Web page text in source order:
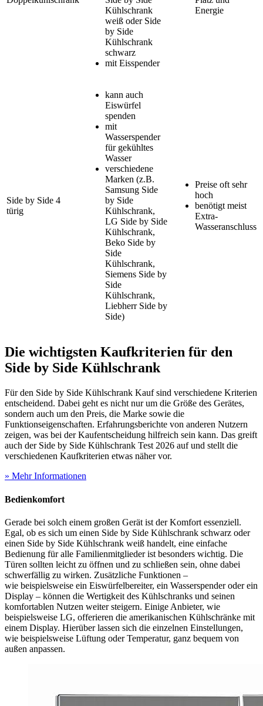
Kühlschrank
weiß oder Side
by Side
Kühlschrank
schwarz
mit Eisspender
Energie
Side by Side 4
türig
kann auch
Eiswürfel
spenden
mit
Wasserspender
für gekühltes
Wasser
verschiedene
Marken (z.B.
Samsung Side
by Side
Kühlschrank,
LG Side by Side
Kühlschrank,
Beko Side by
Side
Kühlschrank,
Siemens Side by
Side
Kühlschrank,
Liebherr Side by
Side)
Preise oft sehr
hoch
benötigt meist
Extra-
Wasseranschluss
Die wichtigsten Kaufkriterien für den
Side by Side Kühlschrank
Für den Side by Side Kühlschrank Kauf sind verschiedene Kriterien
entscheidend. Dabei geht es nicht nur um die Größe des Gerätes,
sondern auch um den Preis, die Marke sowie die
Funktionseigenschaften. Erfahrungsberichte von anderen Nutzern
zeigen, was bei der Kaufentscheidung hilfreich sein kann. Das greift
auch der Side by Side Kühlschrank Test 2026 auf und stellt die
verschiedenen Kaufkriterien etwas näher vor.
» Mehr Informationen
Bedienkomfort
Gerade bei solch einem großen Gerät ist der Komfort essenziell.
Egal, ob es sich um einen Side by Side Kühlschrank schwarz oder
einen Side by Side Kühlschrank weiß handelt, eine einfache
Bedienung für alle Familienmitglieder ist besonders wichtig. Die
Türen sollten leicht zu öffnen und zu schließen sein, ohne dabei
schwerfällig zu wirken. Zusätzliche Funktionen –
wie beispielsweise ein Eiswürfelbereiter, ein Wasserspender oder ein
Display – können die Wertigkeit des Kühlschranks und seinen
komfortablen Nutzen weiter steigern. Einige Anbieter, wie
beispielsweise LG, offerieren die amerikanischen Kühlschränke mit
einem Display. Hierüber lassen sich die einzelnen Einstellungen,
wie beispielsweise Lüftung oder Temperatur, ganz bequem von
außen anpassen.